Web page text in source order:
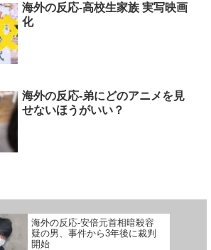
海外の反応-高校生家族 実写映画
化
海外の反応-弟にどのアニメを見
せないほうがいい？
海外の反応-安倍元首相暗殺容
疑の男、事件から3年後に裁判
開始